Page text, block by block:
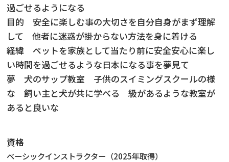
過ごせるようになる
目的 安全に楽しむ事の大切さを自分自身がまず理解
して 他者に迷惑が掛からない方法を身に着ける
経緯 ペットを家族として当たり前に安全安心に楽し
い時間を過ごせるような日本になる事を夢見て
夢 犬のサップ教室 子供のスイミングスクールの様
な 飼い主と犬が共に学べる 級があるような教室が
あると良いな
資格
ベーシックインストラクター（2025年取得）